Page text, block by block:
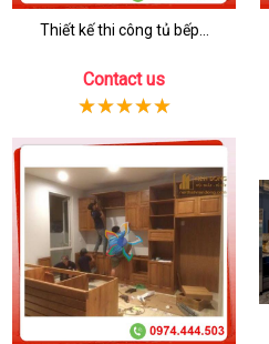
Thiết kế thi công tủ bếp...
Contact us